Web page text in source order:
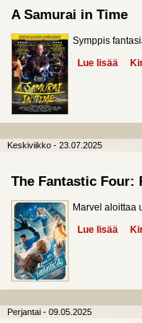
A Samurai in Time
Symppis
Lue lisää
Keskiviikko - 23.07.2025
The Fantastic Four:
Marvel aloittaa
Lue lisää
Perjantai - 09.05.2025